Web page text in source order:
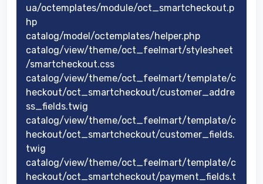
ua/octemplates/module/oct_smartcheckout.p
hp
catalog/model/octemplates/helper.php
catalog/view/theme/oct_feelmart/stylesheet
/smartcheckout.css
catalog/view/theme/oct_feelmart/template/c
heckout/oct_smartcheckout/customer_addre
ss_fields.twig
catalog/view/theme/oct_feelmart/template/c
heckout/oct_smartcheckout/customer_fields.
twig
catalog/view/theme/oct_feelmart/template/c
heckout/oct_smartcheckout/payment_fields.t